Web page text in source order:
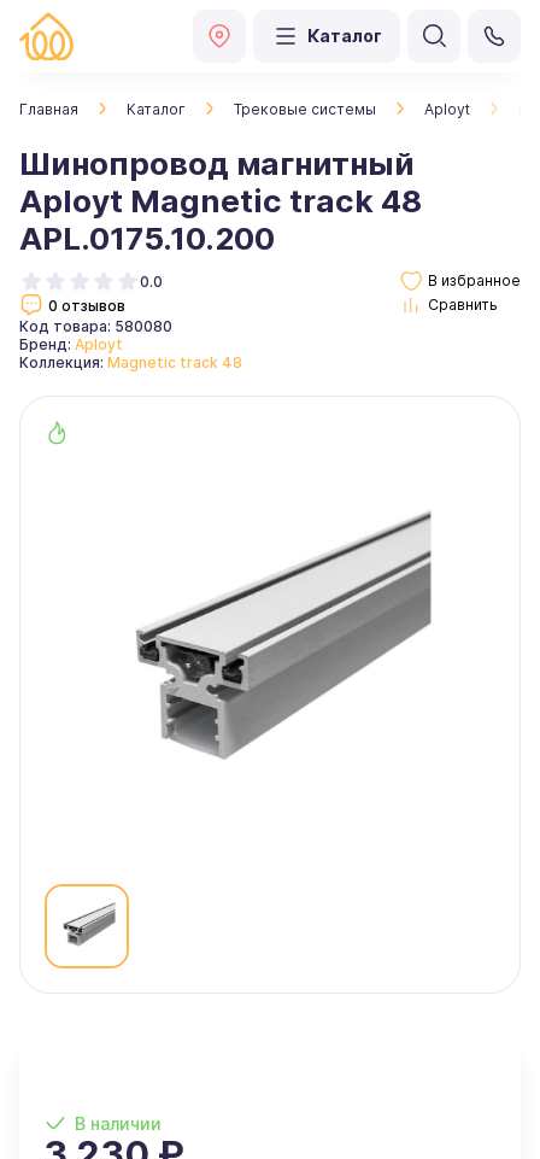
Каталог
Главная Каталог Трековые системы Aployt
Шинопровод магнитный
Aployt Magnetic track 48
APL.0175.10.200
0.0
0 отзывов
Код товара: 580080
Бренд: Aployt
Коллекция: Magnetic track 48
В наличии